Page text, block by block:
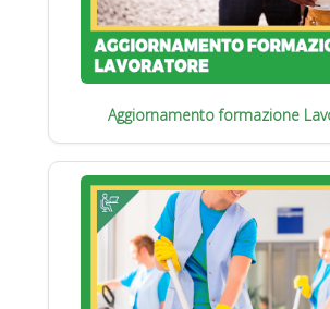
Aggiornamento formazione